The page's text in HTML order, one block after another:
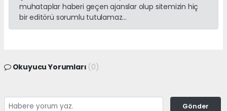
muhataplar haberi geçen ajanslar olup sitemizin hiç
bir editörü sorumlu tutulamaz...
Okuyucu Yorumları (0)
Gönder